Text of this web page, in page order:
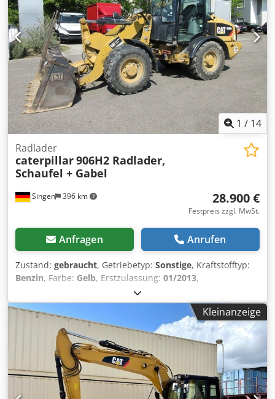
Bodenplatten 450 mm breit Schildabstützung Mitsubishi
Motor mit 43 kW CE Einsatzgewicht: 8,5 to.
1 / 14
Singen 396 km
Radlader
caterpillar906H2 Radlader,
Schaufel + Gabel
28.900 €
Festpreis zzgl. MwSt.
Anfragen Anrufen
Zustand: gebraucht, Getriebetyp: Sonstige, Kraftstofftyp:
Benzin, Farbe: Gelb, Erstzulassung: 01/2013,
, Federung:
Betriebsstunden:3.700 h, Fahrerkabine:Sonstige, *
Schaufel Chsdpezrzf Aofx Am Usa * Ladegabel ...
Gebrauchtwagen, inkl. Mwst.
Kleinanzeige